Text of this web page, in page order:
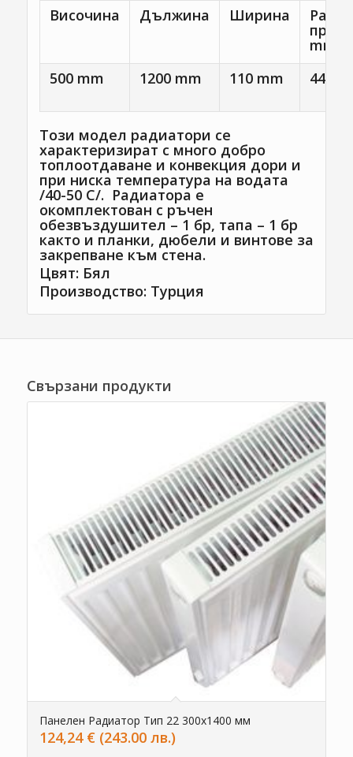
Височина
Дължина Ширина
mm
500 mm
1200 mm 110 mm 445
Този модел радиатори се
характеризират с много добро
топлоотдаване и конвекция дори и
при ниска температура на водата
/40-50 С/. Радиатора е
окомплектован с ръчен
обезвъздушител – 1 бр, тапа – 1 бр
както и планки, дюбели и винтове за
закрепване към стена.
Цвят: Бял
Производство: Турция
Свързани продукти
Панелен Радиатор Тип 22 300х1400 мм
124,24 € (243.00 лв.)